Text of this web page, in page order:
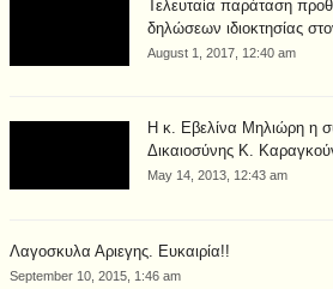
Τελευταία παράταση
δηλώσεων ιδιοκτησίας
August 1, 2017, 12:40 am
Η κ. Εβελίνα Μηλιώρη η
Δικαιοσύνης Κ.
May 14, 2013, 12:43 am
Λαγοσκυλα Αριεγης. Ευκαιρία!!
September 10, 2015, 1:46 am